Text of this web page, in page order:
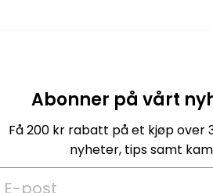
Abonner på vårt
Få 200 kr rabatt på et kjøp over
nyheter, tips samt
E-post